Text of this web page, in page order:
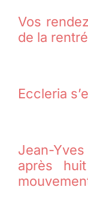
Vos
de la
Eccleria
Jean-
après